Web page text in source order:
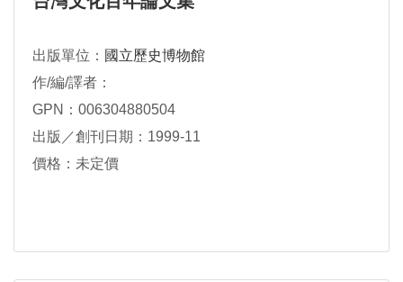
出版單位： 國立歷史博物館
作/編/譯者：
GPN：006304880504
出版／創刊日期：1999-11
價格：未定價